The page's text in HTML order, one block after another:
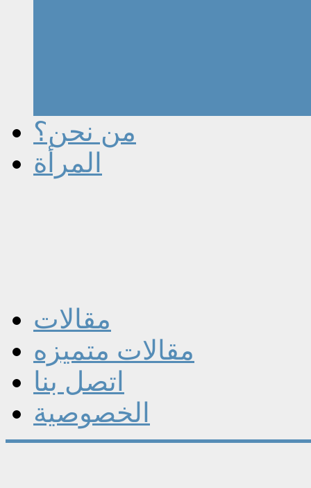
من نحن؟
المرأة
مقالات
مقالات متميزه
اتصل بنا
الخصوصية